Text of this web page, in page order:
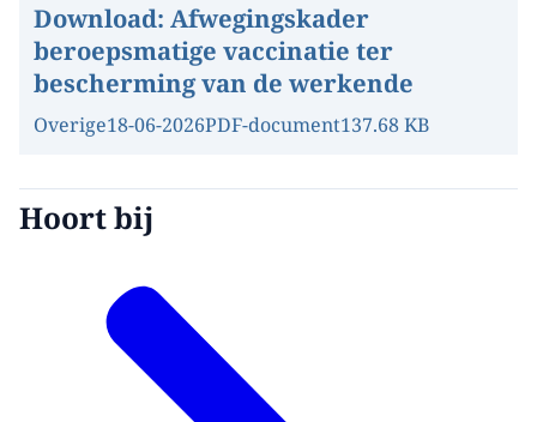
Download: Afwegingskader
beroepsmatige vaccinatie ter
bescherming van de werkende
Overige18-06-2026PDF-document137.68 KB
Hoort bij